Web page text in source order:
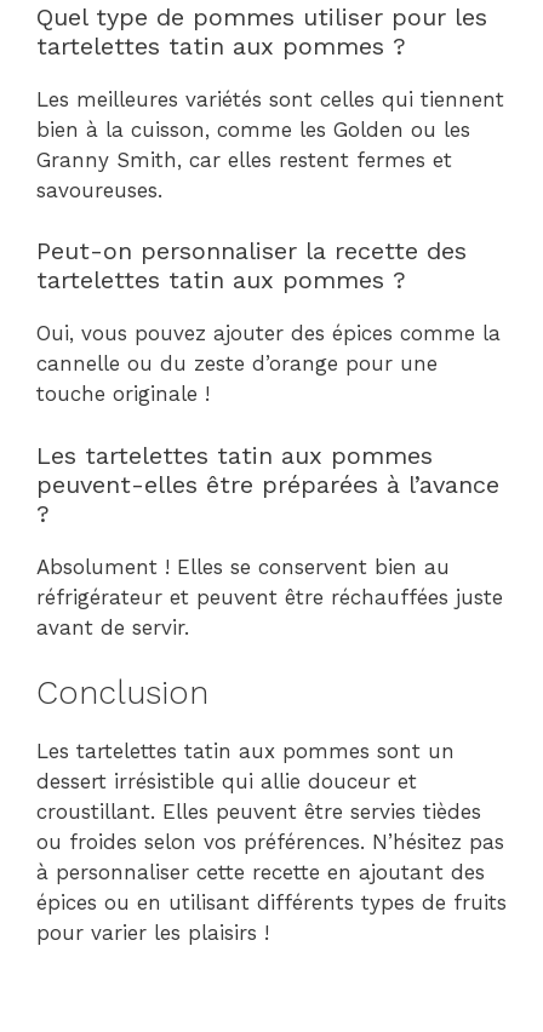
Quel type de pommes utiliser pour les
tartelettes tatin aux pommes ?
Les meilleures variétés sont celles qui tiennent
bien à la cuisson, comme les Golden ou les
Granny Smith, car elles restent fermes et
savoureuses.
Peut-on personnaliser la recette des
tartelettes tatin aux pommes ?
Oui, vous pouvez ajouter des épices comme la
cannelle ou du zeste d’orange pour une
touche originale !
Les tartelettes tatin aux pommes
peuvent-elles être préparées à l’avance
?
Absolument ! Elles se conservent bien au
réfrigérateur et peuvent être réchauffées juste
avant de servir.
Conclusion
Les tartelettes tatin aux pommes sont un
dessert irrésistible qui allie douceur et
croustillant. Elles peuvent être servies tièdes
ou froides selon vos préférences. N’hésitez pas
à personnaliser cette recette en ajoutant des
épices ou en utilisant différents types de fruits
pour varier les plaisirs !